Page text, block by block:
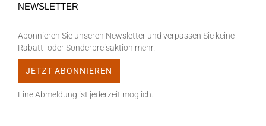
NEWSLETTER
Abonnieren Sie unseren Newsletter und verpassen Sie keine
Rabatt- oder Sonderpreisaktion mehr.
Eine Abmeldung ist jederzeit möglich.